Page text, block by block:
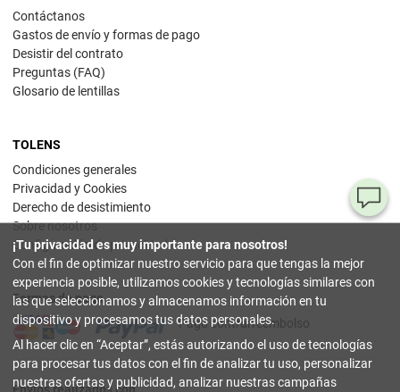
Contáctanos
Gastos de envío y formas de pago
Desistir del contrato
Preguntas (FAQ)
Glosario de lentillas
TOLENS
Condiciones generales
Privacidad y Cookies
Derecho de desistimiento
Sobre nosotros
Configuración de privacidad
Formas de pago
Pago contrarreembolso
¡Tu privacidad es muy importante para nosotros!
Con el fin de optimizar nuestro servicio para que tengas la mejor
experiencia posible, utilizamos cookies y tecnologías similares con
las que seleccionamos y almacenamos información en tu
dispositivo y procesamos tus datos personales.
Al hacer clic en Aceptar , estás autorizando el uso de tecnologías
para procesar tus datos con el fin de analizar tu uso, personalizar
nuestras ofertas y publicidad, analizar nuestras campañas